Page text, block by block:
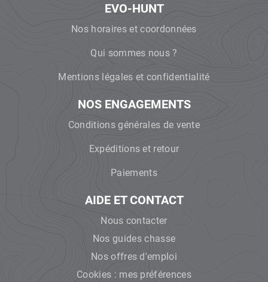
EVO-HUNT
Nos horaires et coordonnées
Qui sommes nous ?
Mentions légales et confidentialité
NOS ENGAGEMENTS
Conditions générales de vente
Expéditions et retour
Paiements
AIDE ET CONTACT
Nous contacter
Nos guides chasse
Nos offres d'emploi
Cookies : mes préférences